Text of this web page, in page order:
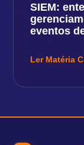
SIEM:
eventos
Ler Matéria